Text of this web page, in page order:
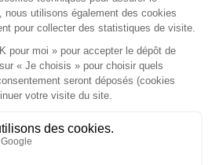
International Avocats Cabinet Vidéos
Recrutement
Mentions légales
Politique de confidentialité